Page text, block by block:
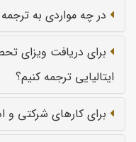
در چه مواردی به ترجمه
برای دریافت ویزای
ایتالیایی ترجمه کنیم؟
برای کارهای شرکتی و